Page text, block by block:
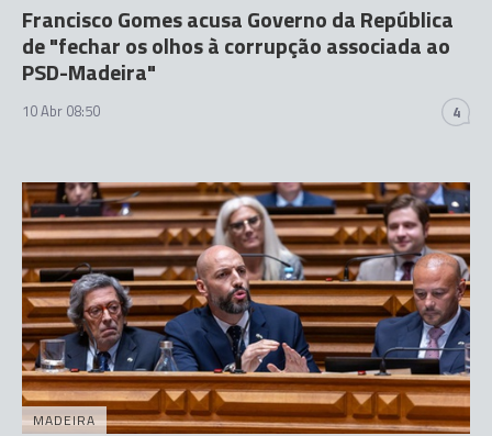
Francisco Gomes acusa Governo da República
de "fechar os olhos à corrupção associada ao
PSD-Madeira"
10 Abr 08:50 4
MADEIRA